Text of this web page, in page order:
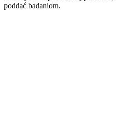
poddać badaniom.